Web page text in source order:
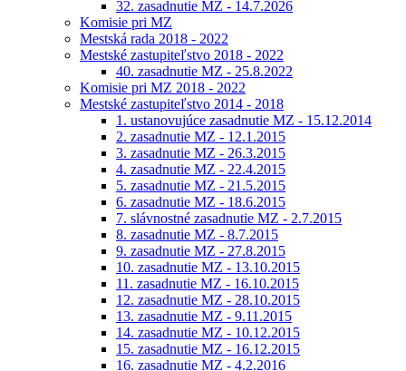
32. zasadnutie MZ - 14.7.2026
Komisie pri MZ
Mestská rada 2018 - 2022
Mestské zastupiteľstvo 2018 - 2022
40. zasadnutie MZ - 25.8.2022
Komisie pri MZ 2018 - 2022
Mestské zastupiteľstvo 2014 - 2018
1. ustanovujúce zasadnutie MZ - 15.12.2014
2. zasadnutie MZ - 12.1.2015
3. zasadnutie MZ - 26.3.2015
4. zasadnutie MZ - 22.4.2015
5. zasadnutie MZ - 21.5.2015
6. zasadnutie MZ - 18.6.2015
7. slávnostné zasadnutie MZ - 2.7.2015
8. zasadnutie MZ - 8.7.2015
9. zasadnutie MZ - 27.8.2015
10. zasadnutie MZ - 13.10.2015
11. zasadnutie MZ - 16.10.2015
12. zasadnutie MZ - 28.10.2015
13. zasadnutie MZ - 9.11.2015
14. zasadnutie MZ - 10.12.2015
15. zasadnutie MZ - 16.12.2015
16. zasadnutie MZ - 4.2.2016